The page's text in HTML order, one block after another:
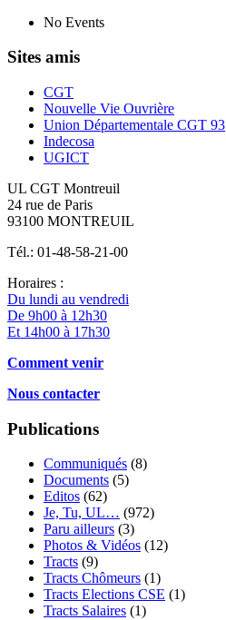
No Events
Sites amis
CGT
Nouvelle Vie Ouvrière
Union Départementale CGT 93
Indecosa
UGICT
UL CGT Montreuil
24 rue de Paris
93100 MONTREUIL
Tél.: 01-48-58-21-00
Horaires :
Du lundi au vendredi
De 9h00 à 12h30
Et 14h00 à 17h30
Comment venir
Nous contacter
Publications
Communiqués (8)
Documents (5)
Editos (62)
Je, Tu, UL… (972)
Paru ailleurs (3)
Photos & Vidéos (12)
Tracts (9)
Tracts Chômeurs (1)
Tracts Elections CSE (1)
Tracts Salaires (1)